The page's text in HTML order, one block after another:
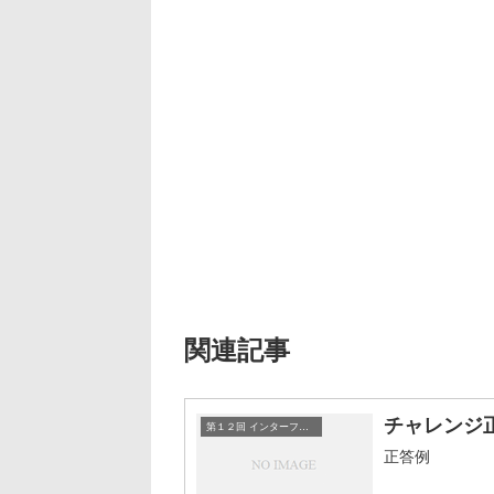
関連記事
第１２回 インターフェース チャレンジ
正答例